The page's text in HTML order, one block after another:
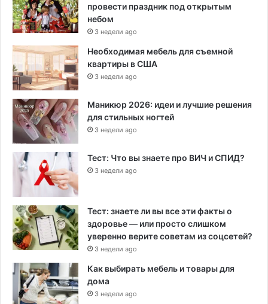
провести праздник под открытым
небом
3 недели ago
Необходимая мебель для съемной
квартиры в США
3 недели ago
Маникюр 2026: идеи и лучшие решения
для стильных ногтей
3 недели ago
Тест: Что вы знаете про ВИЧ и СПИД?
3 недели ago
Тест: знаете ли вы все эти факты о
здоровье — или просто слишком
уверенно верите советам из соцсетей?
3 недели ago
Как выбирать мебель и товары для
дома
3 недели ago